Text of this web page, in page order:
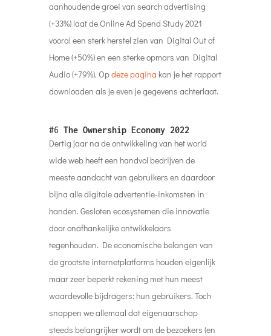
aanhoudende groei van search advertising
(+33%) laat de Online Ad Spend Study 2021
vooral een sterk herstel zien van Digital Out of
Home (+50%) en een sterke opmars van Digital
Audio (+79%). Opdeze pagina kan je het rapport
downloaden als je even je gegevens achterlaat.
#6 The Ownership Economy 2022
Dertig jaar na de ontwikkeling van het world
wide web heeft een handvol bedrijven de
meeste aandacht van gebruikers en daardoor
bijna alle digitale advertentie-inkomsten in
handen. Gesloten ecosystemen die innovatie
door onafhankelijke ontwikkelaars
tegenhouden. De economische belangen van
de grootste internetplatforms houden eigenlijk
maar zeer beperkt rekening met hun meest
waardevolle bijdragers: hun gebruikers. Toch
snappen we allemaal dat eigenaarschap
steeds belangrijker wordt om de bezoekers (en